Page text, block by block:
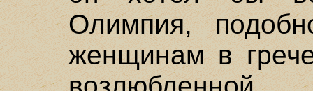
Олимпия,
женщинам в